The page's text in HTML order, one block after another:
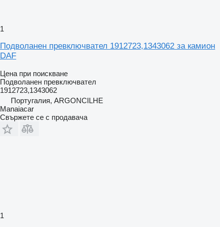
1
Подволанен превключвател 1912723,1343062 за камион
DAF
Цена при поискване
Подволанен превключвател
1912723,1343062
Португалия, ARGONCILHE
Manaiacar
Свържете се с продавача
1